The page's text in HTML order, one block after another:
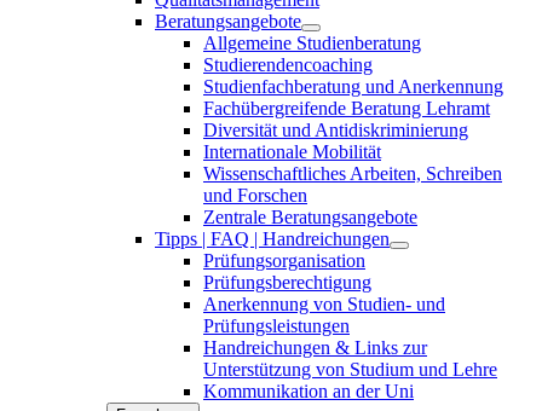
Beratungsangebote
Allgemeine Studienberatung
Studierendencoaching
Studienfachberatung und Anerkennung
Fachübergreifende Beratung Lehramt
Diversität und Antidiskriminierung
Internationale Mobilität
Wissenschaftliches Arbeiten, Schreiben
und Forschen
Zentrale Beratungsangebote
Tipps | FAQ | Handreichungen
Prüfungsorganisation
Prüfungsberechtigung
Anerkennung von Studien- und
Prüfungsleistungen
Handreichungen & Links zur
Unterstützung von Studium und Lehre
Kommunikation an der Uni